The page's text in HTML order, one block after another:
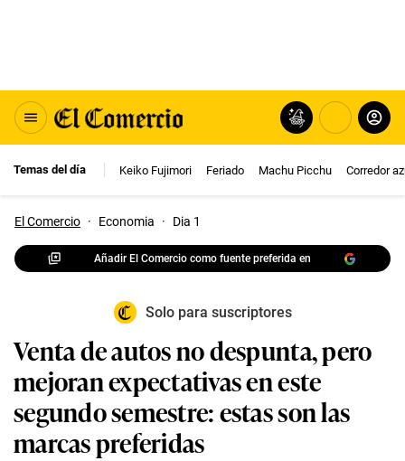
Temas del día Keiko Fujimori Feriado Machu Picchu Corredor
El Comercio · Economia · Dia 1
Añadir El Comercio como fuente preferida en
Solo para suscriptores
Venta de autos no despunta, pero
mejoran expectativas en este
segundo semestre: estas son las
marcas preferidas